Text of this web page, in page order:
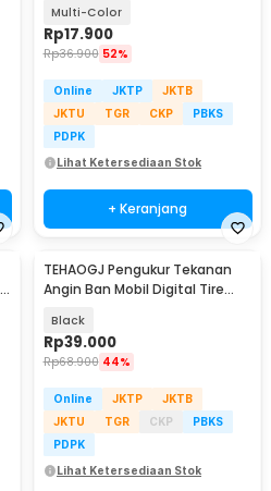
35
Multi-Color
Rp17.900
Rp36.900 52%
Online JKTP
JKTB
JKTU
TGR CKP
PBKS
PDPK
Lihat Ketersediaan Stok
+ Keranjang
TEHAOGJ Pengukur Tekanan
Angin Ban Mobil Digital Tire
Black
Rp39.000
Rp68.900 44%
Online JKTP
JKTB
JKTU
TGR CKP
PBKS
PDPK
Lihat Ketersediaan Stok